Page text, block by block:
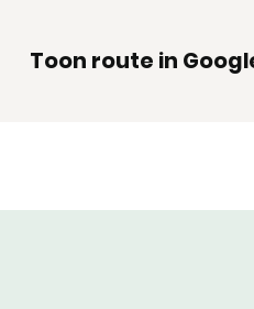
Toon route in